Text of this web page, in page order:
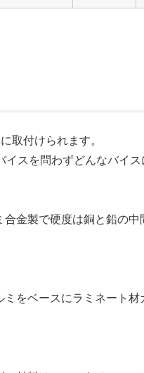
取付けられます。
スを問わずどんなバイス
金製で硬度は銅と鉛の
をベースにラミネート